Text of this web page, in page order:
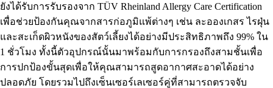
ยังได้รับการรับรองจาก TÜV Rheinland Allergy Care Certification
เพื่อช่วยป้องกันคุณจากสารก่อภูมิแพ้ต่างๆ เช่น ละอองเกสร ไรฝุ่น
และสะเก็ดผิวหนังของสัตว์เลี้ยงได้อย่างมีประสิทธิภาพถึง 99% ใน
1 ชั่วโมง ทั้งนี้ตัวอุปกรณ์นั้นมาพร้อมกับการกรองถึงสามชั้นเพื่อ
การปกป้องขั้นสุดเพื่อให้คุณสามารถสูดอากาศสะอาดได้อย่าง
ปลอดภัย โดยรวมไปถึงเซ็นเซอร์เลเซอร์คู่ที่สามารถตรวจจับ